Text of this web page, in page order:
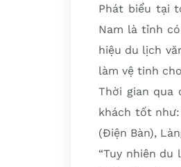
Phát biểu tại
Nam là tỉnh
hiệu du lịch
làm vệ tinh
Thời gian qua
khách tốt như:
(Điện Bàn),
“Tuy nhiên du